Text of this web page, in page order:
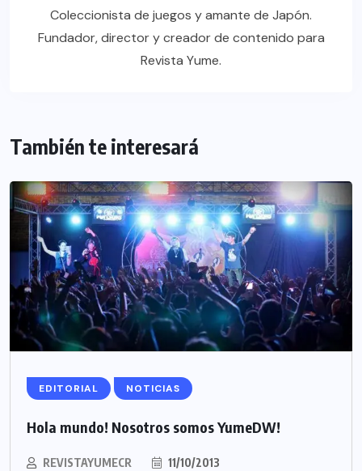
Coleccionista de juegos y amante de Japón.
Fundador, director y creador de contenido para
Revista Yume.
También te interesará
EDITORIAL NOTICIAS
Hola mundo! Nosotros somos YumeDW!
REVISTAYUMECR 11/10/2013